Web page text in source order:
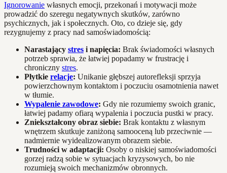
Ignorowanie własnych emocji, przekonań i motywacji może
prowadzić do szeregu negatywnych skutków, zarówno
psychicznych, jak i społecznych. Oto, co dzieje się, gdy
rezygnujemy z pracy nad samoświadomością:
Narastający stres i napięcia: Brak świadomości własnych
potrzeb sprawia, że łatwiej popadamy w frustrację i
chroniczny stres.
Płytkie relacje: Unikanie głębszej autorefleksji sprzyja
powierzchownym kontaktom i poczuciu osamotnienia nawet
w tłumie.
Wypalenie zawodowe: Gdy nie rozumiemy swoich granic,
łatwiej padamy ofiarą wypalenia i poczucia pustki w pracy.
Zniekształcony obraz siebie: Brak kontaktu z własnym
wnętrzem skutkuje zaniżoną samooceną lub przeciwnie —
nadmiernie wyidealizowanym obrazem siebie.
Trudności w adaptacji: Osoby o niskiej samoświadomości
gorzej radzą sobie w sytuacjach kryzysowych, bo nie
rozumieją swoich mechanizmów obronnych.